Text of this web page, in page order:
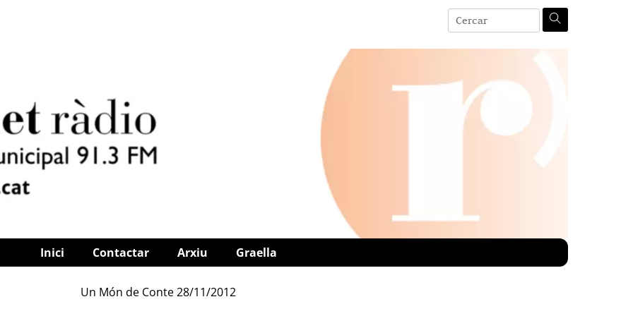
Inici Contactar Arxiu Graella
Un Món de Conte 28/11/2012